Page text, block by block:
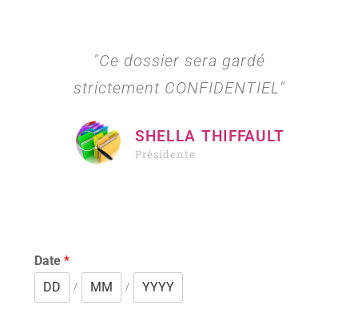
"Ce dossier sera gardé
strictement CONFIDENTIEL"
SHELLA THIFFAULT
Présidente
Date *
/ /